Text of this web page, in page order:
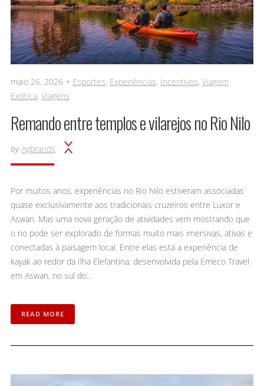
maio 26, 2026 + Esportes, Experiências, Incentivos, Viagem
Exótica, Viagens
Remando entre templos e vilarejos no Rio Nilo
by Agbrands
Por muitos anos, experiências no Rio Nilo estiveram associadas
quase exclusivamente aos tradicionais cruzeiros entre Luxor e
Aswan. Mas uma nova geração de atividades vem mostrando que
o rio pode ser explorado de formas muito mais imersivas, ativas e
conectadas à paisagem local. Entre elas está a experiência de
kayak ao redor da Ilha Elefantina, desenvolvida pela Emeco Travel
em Aswan, no sul do…
READ MORE